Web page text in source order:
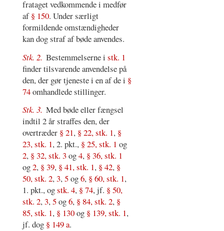
frataget vedkommende i medfør
af§ 150. Under særligt
formildende omstændigheder
kan dog straf af bøde anvendes.
Stk. 2. Bestemmelserne istk. 1
finder tilsvarende anvendelse på
den, der gør tjeneste i en af de i §
74omhandlede stillinger.
Stk. 3. Med bøde eller fængsel
indtil 2 år straffes den, der
overtræder § 21, § 22, stk. 1, §
23, stk. 1, 2. pkt., § 25, stk. 1 og
2, § 32, stk. 3og4, § 36, stk. 1
og2, § 39, § 41, stk. 1, § 42, §
50, stk. 2,3,5og6, § 60, stk. 1,
1. pkt., ogstk. 4, § 74, jf. § 50,
stk. 2,3,5og6, § 84, stk. 2, §
85, stk. 1, § 130og § 139, stk. 1,
jf. dog § 149 a.